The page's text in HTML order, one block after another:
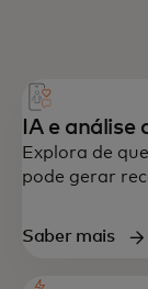
IA e análise
Explora de
pode gerar
Saber mais